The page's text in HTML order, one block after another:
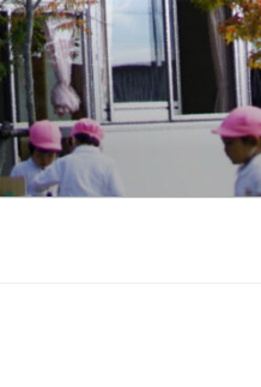
コ
ン
テ
ン
ツ
へ
ス